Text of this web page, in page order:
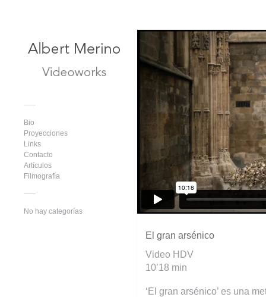
Bio
Proyecciones
Links
Contacto
Artículos
Filmografía
No hay categorías
El gran arsénico
Video HDV
10’18 min
‘El gran arsénico’ es una